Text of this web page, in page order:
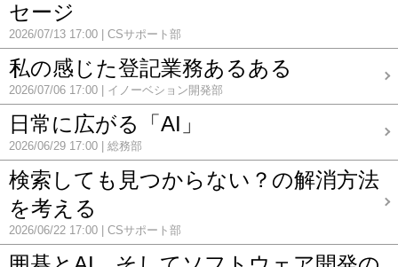
セージ
2026/07/13 17:00 CSサポート部
私の感じた登記業務あるある
2026/07/06 17:00 イノーベション開発部
日常に広がる「AI」
2026/06/29 17:00 総務部
検索しても見つからない？の解消方法
を考える
2026/06/22 17:00 CSサポート部